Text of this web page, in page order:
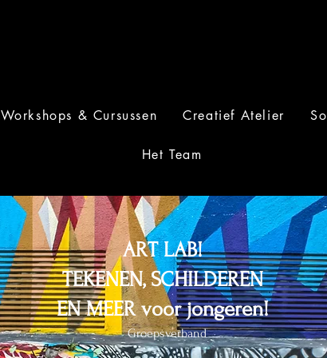
Workshops & Cursussen Creatief Atelier
Het Team
ART LAB!
TEKENEN, SCHILDEREN
EN MEER voor jongeren!
Groepsverband